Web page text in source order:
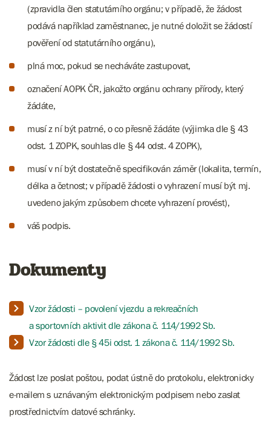
(zpravidla člen statutárního orgánu; v případě, že žádost
podává například zaměstnanec, je nutné doložit se žádostí
pověření od statutárního orgánu),
plná moc, pokud se necháváte zastupovat,
označení AOPK ČR, jakožto orgánu ochrany přírody, který
žádáte,
musí z ní být patrné, o co přesně žádáte (výjimka dle § 43
odst. 1 ZOPK, souhlas dle § 44 odst. 4 ZOPK),
musí v ní být dostatečně specifikován záměr (lokalita, termín,
délka a četnost; v případě žádosti o vyhrazení musí být mj.
uvedeno jakým způsobem chcete vyhrazení provést),
váš podpis.
Dokumenty
Vzor žádosti – povolení vjezdu a rekreačních
a sportovních aktivit dle zákona č. 114/1992 Sb.
Vzor žádosti dle § 45i odst. 1 zákona č. 114/1992 Sb.
Žádost lze poslat poštou, podat ústně do protokolu, elektronicky
e-mailem s uznávaným elektronickým podpisem nebo zaslat
prostřednictvím datové schránky.